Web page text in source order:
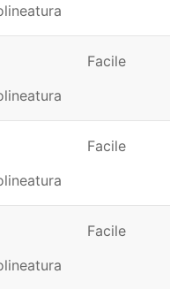
Facile
Facile
Facile